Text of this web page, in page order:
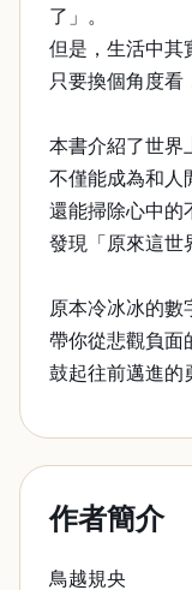
了」。
但是，生活中其
只要換個角度看
本書介紹了世界
不僅能成為和人
還能掃除心中的
發現「原來這世
原本冷冰冰的數
帶你從悲觀負面
鼓起往前邁進的
作者簡介
鳥越規央